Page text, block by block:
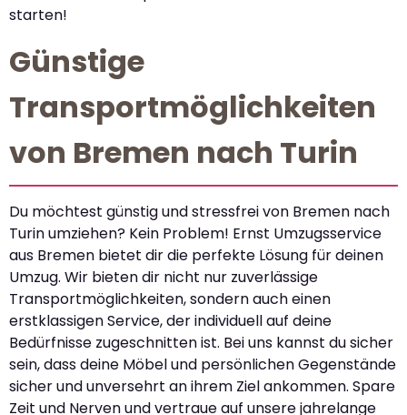
starten!
Günstige
Transportmöglichkeiten
von Bremen nach Turin
Du möchtest günstig und stressfrei von Bremen nach
Turin umziehen? Kein Problem! Ernst Umzugsservice
aus Bremen bietet dir die perfekte Lösung für deinen
Umzug. Wir bieten dir nicht nur zuverlässige
Transportmöglichkeiten, sondern auch einen
erstklassigen Service, der individuell auf deine
Bedürfnisse zugeschnitten ist. Bei uns kannst du sicher
sein, dass deine Möbel und persönlichen Gegenstände
sicher und unversehrt an ihrem Ziel ankommen. Spare
Zeit und Nerven und vertraue auf unsere jahrelange